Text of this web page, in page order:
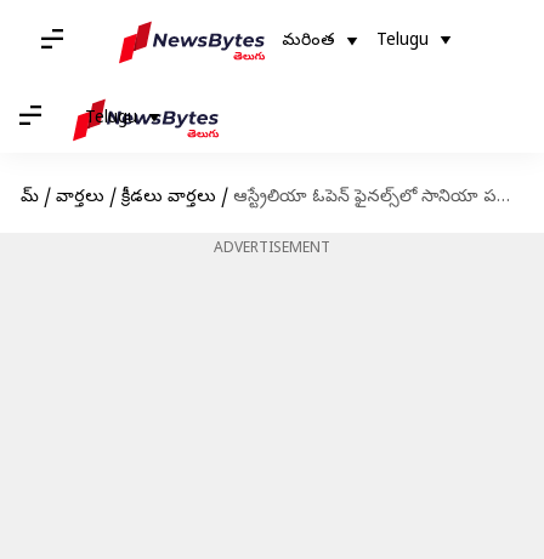
మరింత Telugu
Telugu
హోమ్ / వార్తలు / క్రీడలు వార్తలు / ఆస్ట్రేలియా ఓపెన్ ఫైనల్స్‌లో సానియా పరాజయం
ADVERTISEMENT